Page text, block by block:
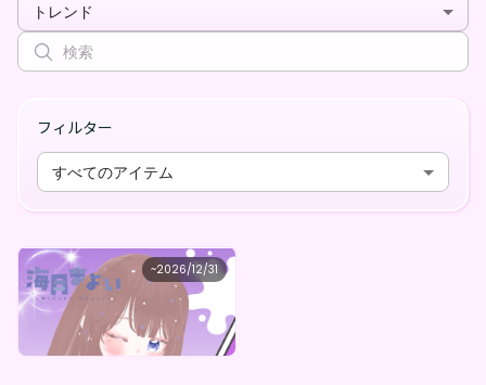
トレンド
フィルター
すべてのアイテム
~2026/12/31
Safe cheering ball
海月まよい まよいのとっておきBOX
最低価格
1,000 購入はこちら